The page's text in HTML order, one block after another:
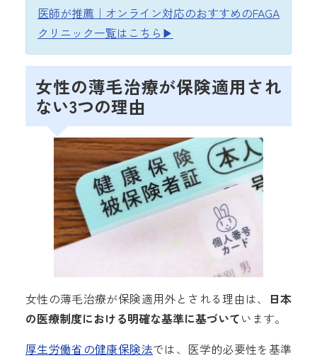
医師が推薦｜オンライン対応のおすすめのFAGA
クリニック一覧はこちら▶︎
女性の薄毛治療が保険適用され
ない3つの理由
女性の薄毛治療が保険適用外とされる理由は、
日本
の医療制度における明確な基準に基づいています。
厚生労働省の健康保険法では、医学的必要性を基準